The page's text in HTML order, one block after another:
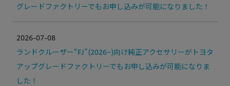
グレードファクトリーでもお申し込みが可能になりました！
2026-07-08
ランドクルーザー“FJ”(2026~)向け純正アクセサリーがトヨタ
アップグレードファクトリーでもお申し込みが可能になりま
した！